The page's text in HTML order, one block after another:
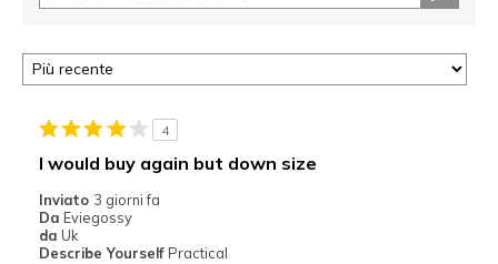
4
I would buy again but down size
Inviato 3 giorni fa
Da Eviegossy
da Uk
Describe Yourself Practical